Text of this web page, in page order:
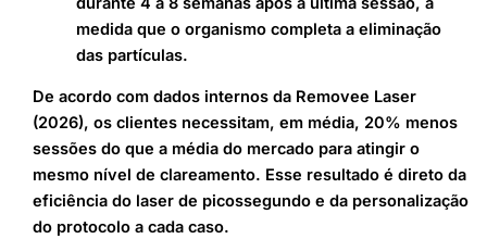
medida que o organismo completa a eliminação
das partículas.
De acordo com dados internos da Removee Laser
(2026), os clientes necessitam, em média, 20% menos
sessões do que a média do mercado para atingir o
mesmo nível de clareamento. Esse resultado é direto da
eficiência do laser de picossegundo e da personalização
do protocolo a cada caso.